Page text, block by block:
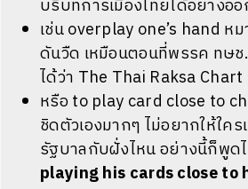
บริบทการเมืองไทยได้อย่างอ
เช่น overplay one’s hand
ดันวืด เหมือนตอนที่พรรค ทษ
ได้ว่า The Thai Raksa
หรือ to play card close to
ชิดตัวเองมากๆ ไม่อยากให้ใ
รัฐบาลกับฝั่งไหน อย่างนี้ก็พู
playing his cards close to